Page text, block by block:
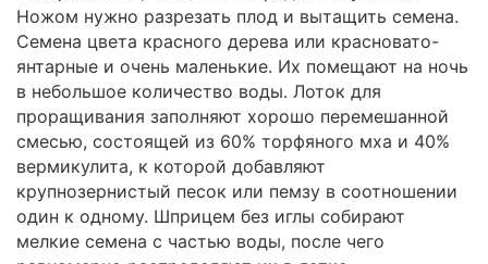
Ножом нужно разрезать плод и вытащить семена.
Семена цвета красного дерева или красновато-
янтарные и очень маленькие. Их помещают на ночь
в небольшое количество воды. Лоток для
проращивания заполняют хорошо перемешанной
смесью, состоящей из 60% торфяного мха и 40%
вермикулита, к которой добавляют
крупнозернистый песок или пемзу в соотношении
один к одному. Шприцем без иглы собирают
мелкие семена с частью воды, после чего